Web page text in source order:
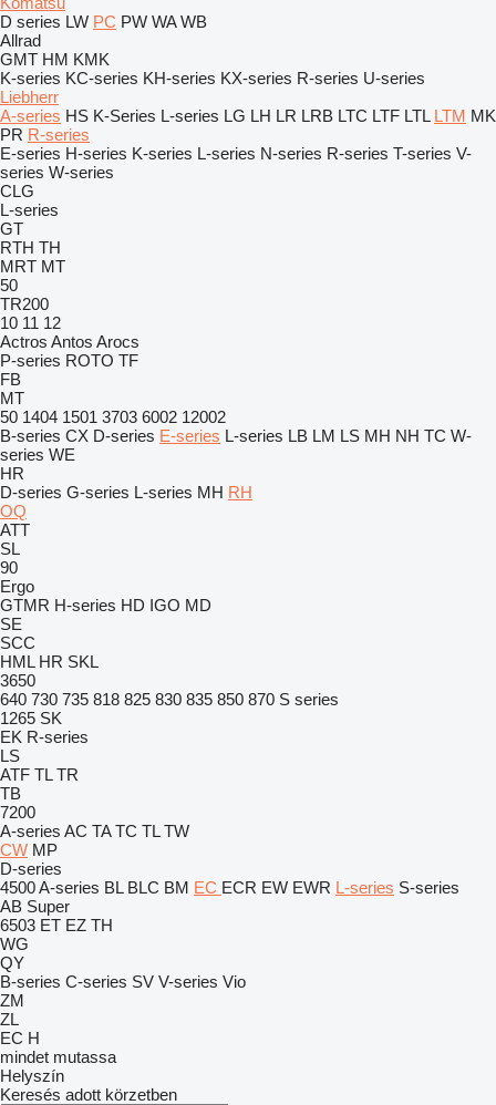
D series LW PC PW WA WB
Allrad
GMT HM KMK
K-series KC-series KH-series KX-series R-series U-series
Liebherr
A-series HS K-Series L-series LG LH LR LRB LTC LTF LTL LTM MK
PR R-series
E-series H-series K-series L-series N-series R-series T-series V-
series W-series
CLG
L-series
GT
RTH TH
MRT MT
50
TR200
10 11 12
Actros Antos Arocs
P-series ROTO TF
FB
MT
50 1404 1501 3703 6002 12002
B-series CX D-series E-series L-series LB LM LS MH NH TC W-
series WE
HR
D-series G-series L-series MH RH
OQ
ATT
SL
90
Ergo
GTMR H-series HD IGO MD
SE
SCC
HML HR SKL
3650
640 730 735 818 825 830 835 850 870 S series
1265 SK
EK R-series
LS
ATF TL TR
TB
7200
A-series AC TA TC TL TW
CW MP
D-series
4500A-series BL BLC BM EC ECR EW EWR L-series S-series
AB Super
6503 ET EZ TH
WG
QY
B-series C-series SV V-series Vio
ZM
ZL
EC H
mindet mutassa
Helyszín
Keresés adott körzetben